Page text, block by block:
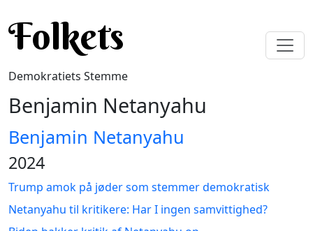
Folkets
Demokratiets Stemme
Benjamin Netanyahu
Benjamin Netanyahu
2024
Trump amok på jøder som stemmer demokratisk
Netanyahu til kritikere: Har I ingen samvittighed?